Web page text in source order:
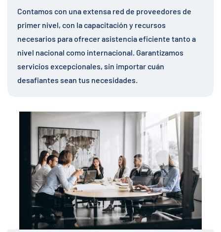
Contamos con una extensa red de proveedores de
primer nivel, con la capacitación y recursos
necesarios para ofrecer asistencia eficiente tanto a
nivel nacional como internacional. Garantizamos
servicios excepcionales, sin importar cuán
desafiantes sean tus necesidades.